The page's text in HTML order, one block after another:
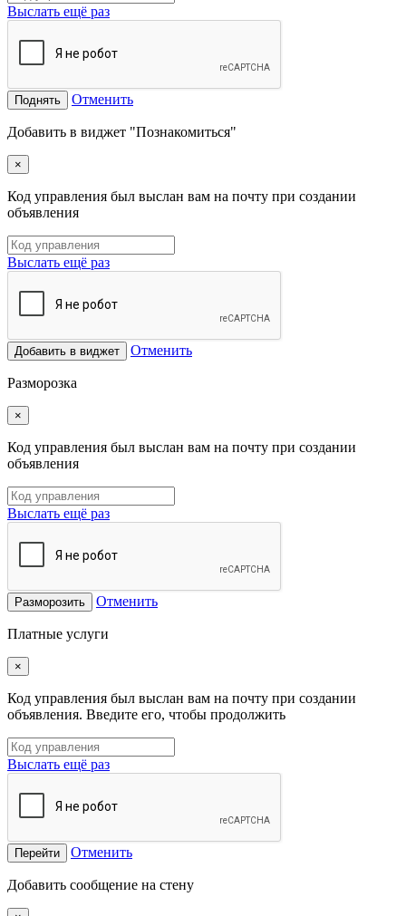
Выслать ещё раз
Поднять Отменить
Добавить в виджет "Познакомиться"
×
Код управления был выслан вам на почту при создании
объявления
Выслать ещё раз
Добавить в виджет Отменить
Разморозка
×
Код управления был выслан вам на почту при создании
объявления
Выслать ещё раз
Разморозить Отменить
Платные услуги
×
Код управления был выслан вам на почту при создании
объявления. Введите его, чтобы продолжить
Выслать ещё раз
Перейти Отменить
Добавить сообщение на стену